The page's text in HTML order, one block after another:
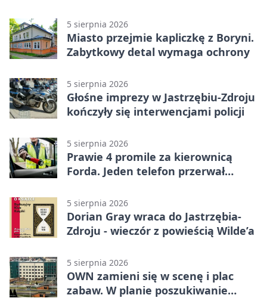
5 sierpnia 2026
Miasto przejmie kapliczkę z Boryni.
Zabytkowy detal wymaga ochrony
5 sierpnia 2026
Głośne imprezy w Jastrzębiu-Zdroju
kończyły się interwencjami policji
5 sierpnia 2026
Prawie 4 promile za kierownicą
Forda. Jeden telefon przerwał
5 sierpnia 2026
Dorian Gray wraca do Jastrzębia-
Zdroju - wieczór z powieścią Wilde’a
5 sierpnia 2026
OWN zamieni się w scenę i plac
zabaw. W planie poszukiwanie